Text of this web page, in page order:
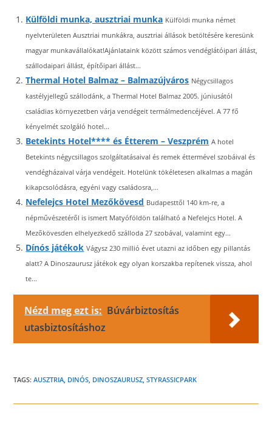
Külföldi munka, ausztriai munka Külföldi munka német
nyelvterületen Ausztriai munkákra, ausztriai állások betöltésére keresünk
magyar munkavállalókat!Ajánlataink között számos vendéglátóipari állást,
szállodaipari állást, építőipari állást...
Thermal Hotel Balmaz – Balmazújváros Négycsillagos
kastélyjellegű szállodánk, a Thermal Hotel Balmaz 2005. júniusától
családias környezetben várja vendégeit termálmedencéjével. A 77 fő
kényelmét szolgáló hotel...
Betekints Hotel**** és Étterem – Veszprém A hotel
Betekints négycsillagos szolgáltatásaival és remek éttermével szobáival és
vendégházaival várja vendégeit. Hotelünk tökéletesen alkalmas a magán
kikapcsolódásra, egyéni vagy családosra,...
Nefelejcs Hotel Mezőkövesd Budapesttől 140 km-re, a
népművészetéről is ismert Matyóföldön található a Nefelejcs Hotel. A
Mezőkövesden elhelyezkedő szálloda 27 szobával, valamint egy...
Dínós játékok Vágysz 230 millió évet utazni az időben egy pillantás
alatt? A Dinoszaurusz játékok egy olyan korszakba repítenek vissza, ahol
te...
Nézd meg ezt is: Búvárbiztosítás
utasbiztosításhoz
TAGS:AUSZTRIA, DINÓS, DINOSZAURUSZ, STYRASSICPARK